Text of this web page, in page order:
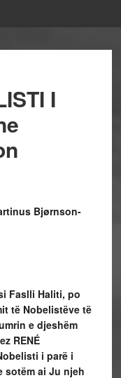
I
Bjørnson-
Faslli Haliti, po
të Nobelistëve të
e djeshëm
RENÉ
i parë i
sotëm ai Ju njeh